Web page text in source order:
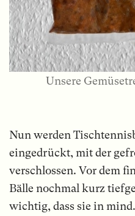
Unsere
Nun werden
eingedrückt, mit der
verschlossen. Vor dem
Bälle nochmal kurz
wichtig, dass sie in